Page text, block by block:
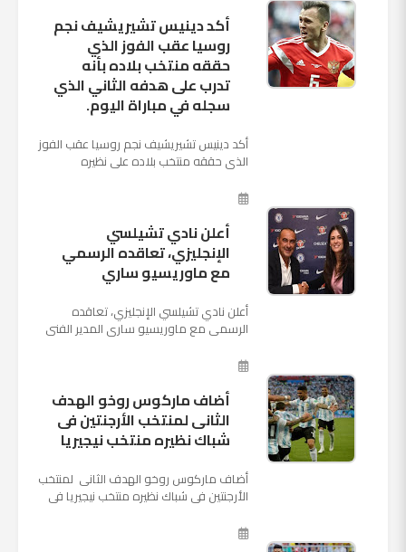
أكد دينيس تشيريشيف نجم
روسيا عقب الفوز الذي
حققه منتخب بلاده بأنه
تدرب على هدفه الثاني الذي
سجله في مباراة اليوم.
أكد دينيس تشيريشيف نجم روسيا عقب الفوز
الذي حققه منتخب بلاده على نظيره
كأس العالم بأنه تدرب على هد...
أعلن نادي تشيلسي
الإنجليزي، تعاقده الرسمي
مع ماوريسيو ساري
أعلن نادي تشيلسي الإنجليزي، تعاقده
الرسمي مع ماوريسيو ساري المدير الفني
المقبل وخلافة أنطونيو كو...
أضاف ماركوس روخو الهدف
الثانى لمنتخب الأرجنتين فى
شباك نظيره منتخب نيجيريا
أضاف ماركوس روخو الهدف الثانى لمنتخب
الأرجنتين فى شباك نظيره منتخب نيجيريا فى
"كريستوفسك...